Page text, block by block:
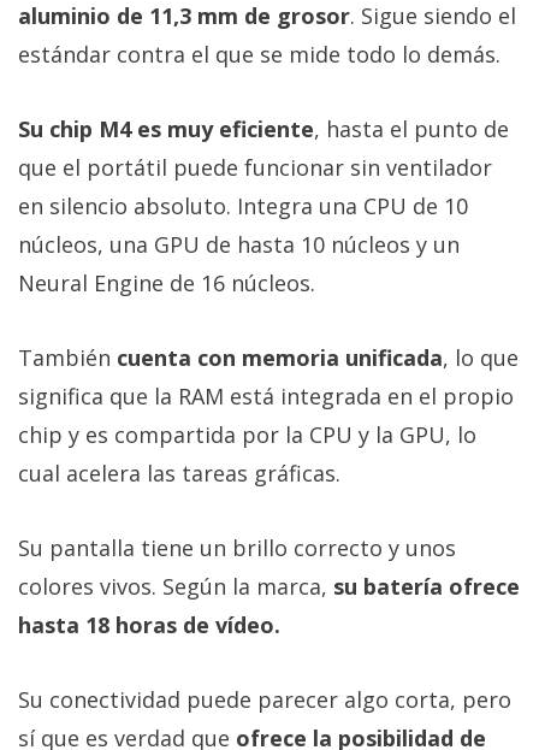
aluminio de 11,3 mm de grosor. Sigue siendo el
estándar contra el que se mide todo lo demás.
Su chip M4 es muy eficiente, hasta el punto de
que el portátil puede funcionar sin ventilador
en silencio absoluto. Integra una CPU de 10
núcleos, una GPU de hasta 10 núcleos y un
Neural Engine de 16 núcleos.
También cuenta con memoria unificada, lo que
significa que la RAM está integrada en el propio
chip y es compartida por la CPU y la GPU, lo
cual acelera las tareas gráficas.
Su pantalla tiene un brillo correcto y unos
colores vivos. Según la marca, su batería ofrece
hasta 18 horas de vídeo.
Su conectividad puede parecer algo corta, pero
sí que es verdad que ofrece la posibilidad de